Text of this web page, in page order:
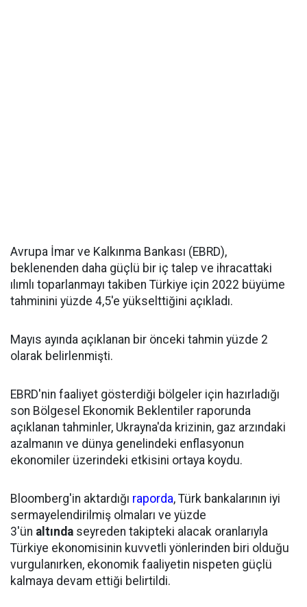
Avrupa İmar ve Kalkınma Bankası (EBRD),
beklenenden daha güçlü bir iç talep ve ihracattaki
ılımlı toparlanmayı takiben Türkiye için 2022 büyüme
tahminini yüzde 4,5'e yükselttiğini açıkladı.
Mayıs ayında açıklanan bir önceki tahmin yüzde 2
olarak belirlenmişti.
EBRD'nin faaliyet gösterdiği bölgeler için hazırladığı
son Bölgesel Ekonomik Beklentiler raporunda
açıklanan tahminler, Ukrayna'da krizinin, gaz arzındaki
azalmanın ve dünya genelindeki enflasyonun
ekonomiler üzerindeki etkisini ortaya koydu.
Bloomberg'in aktardığı raporda, Türk bankalarının iyi
sermayelendirilmiş olmaları ve yüzde
3'ün altında seyreden takipteki alacak oranlarıyla
Türkiye ekonomisinin kuvvetli yönlerinden biri olduğu
vurgulanırken, ekonomik faaliyetin nispeten güçlü
kalmaya devam ettiği belirtildi.